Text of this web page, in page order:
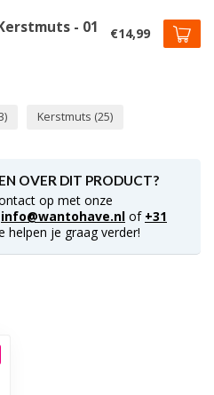
- 01 €14,99
Kerstmuts (25)
OVER DIT PRODUCT?
op met onze
info@wantohave.nl of +31
helpen je graag verder!